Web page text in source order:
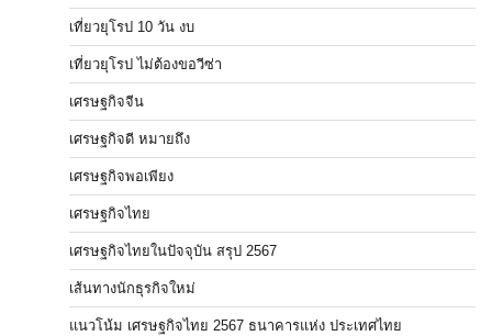
เที่ยวยุโรป 10 วัน งบ
เที่ยวยุโรป ไม่ต้องขอวีซ่า
เศรษฐกิจจีน
เศรษฐกิจดี หมายถึง
เศรษฐกิจพอเพียง
เศรษฐกิจไทย
เศรษฐกิจไทยในปัจจุบัน สรุป 2567
เส้นทางนักธุรกิจใหม่
แนวโน้ม เศรษฐกิจไทย 2567 ธนาคารแห่ง ประเทศไทย